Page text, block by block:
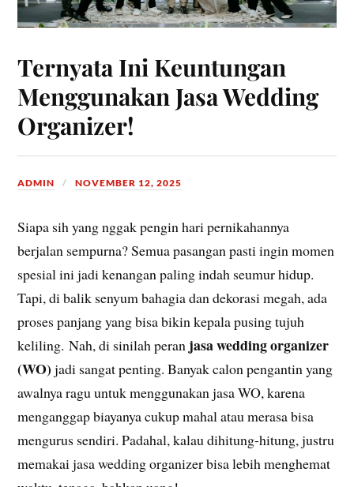
Ternyata Ini Keuntungan
Menggunakan Jasa Wedding
Organizer!
ADMIN NOVEMBER 12, 2025
Siapa sih yang nggak pengin hari pernikahannya
berjalan sempurna? Semua pasangan pasti ingin momen
spesial ini jadi kenangan paling indah seumur hidup.
Tapi, di balik senyum bahagia dan dekorasi megah, ada
proses panjang yang bisa bikin kepala pusing tujuh
keliling. Nah, di sinilah peran jasa wedding organizer
(WO) jadi sangat penting. Banyak calon pengantin yang
awalnya ragu untuk menggunakan jasa WO, karena
menganggap biayanya cukup mahal atau merasa bisa
mengurus sendiri. Padahal, kalau dihitung-hitung, justru
memakai jasa wedding organizer bisa lebih menghemat